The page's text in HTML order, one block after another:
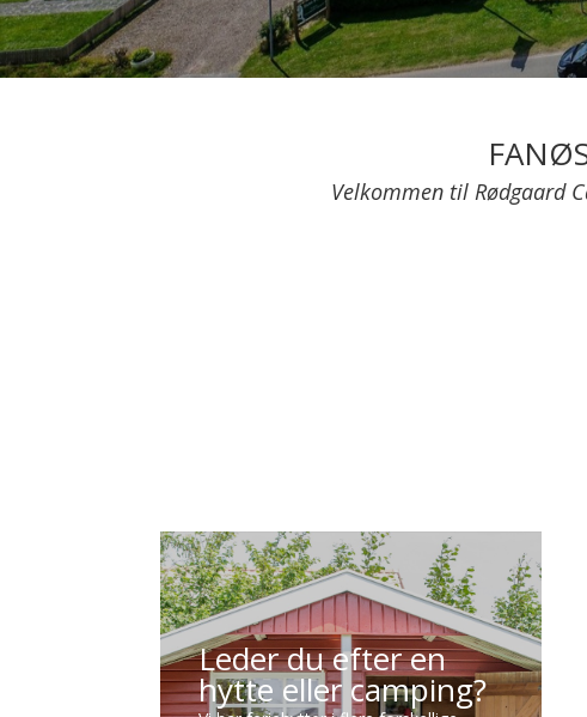
Velkommen til Rødgaard
Leder du efter en
hytte eller camping?